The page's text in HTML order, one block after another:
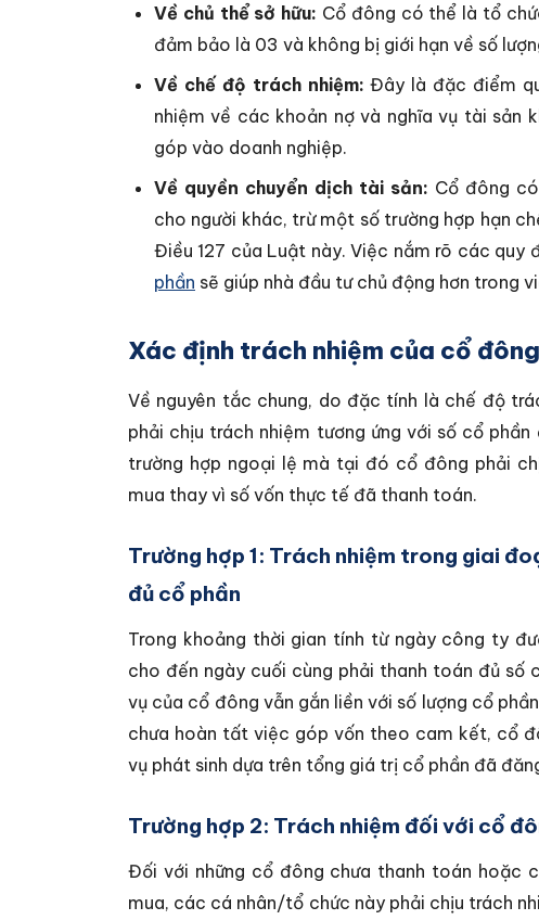
Về chủ thể sở hữu: Cổ đông có thể là tổ
đảm bảo là 03 và không bị giới hạn về số
Về chế độ trách nhiệm: Đây là đặc điểm
nhiệm về các khoản nợ và nghĩa vụ tài sản
góp vào doanh nghiệp.
Về quyền chuyển dịch tài sản: Cổ đông
cho người khác, trừ một số trường hợp hạn
Điều 127 của Luật này. Việc nắm rõ các quy
phần sẽ giúp nhà đầu tư chủ động hơn trong
Xác định trách nhiệm của cổ
Về nguyên tắc chung, do đặc tính là chế độ
phải chịu trách nhiệm tương ứng với số cổ
trường hợp ngoại lệ mà tại đó cổ đông phải
mua thay vì số vốn thực tế đã thanh toán.
Trường hợp 1: Trách nhiệm trong giai
đủ cổ phần
Trong khoảng thời gian tính từ ngày công ty
cho đến ngày cuối cùng phải thanh toán đủ số
vụ của cổ đông vẫn gắn liền với số lượng cổ
chưa hoàn tất việc góp vốn theo cam kết, cổ
vụ phát sinh dựa trên tổng giá trị cổ phần đã
Trường hợp 2: Trách nhiệm đối với cổ
Đối với những cổ đông chưa thanh toán hoặc
mua, các cá nhân/tổ chức này phải chịu trách